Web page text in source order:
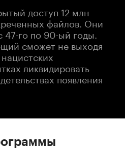
доступ 12 млн
файлов. Они
го по 90-ый годы.
сможет не выходя
ликвидировать
появления